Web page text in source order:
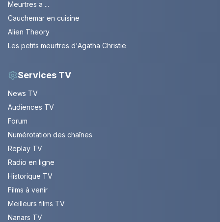
Meurtres a ...
Cauchemar en cuisine
Alien Theory
Les petits meurtres d'Agatha Christie
Services TV
News TV
Audiences TV
Forum
Numérotation des chaînes
Replay TV
Radio en ligne
Historique TV
Films à venir
Meilleurs films TV
Nanars TV